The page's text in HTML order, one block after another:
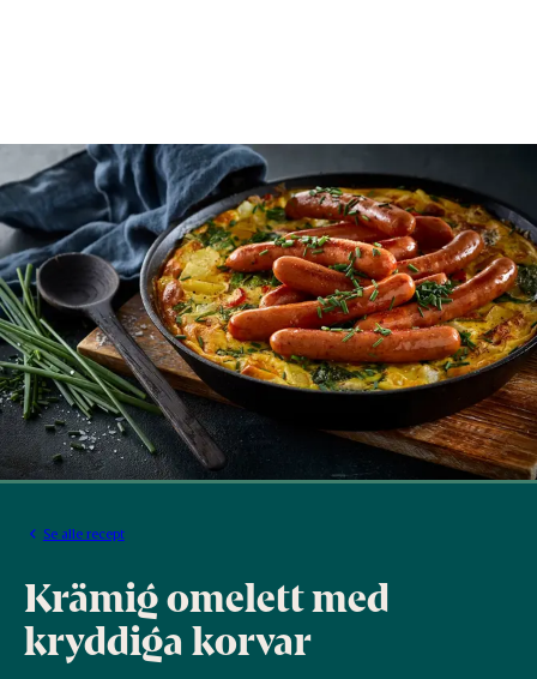
Se alle recept
Krämig omelett med
kryddiga korvar